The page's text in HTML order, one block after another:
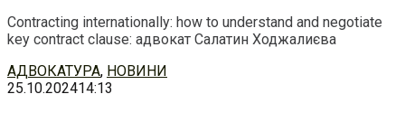
Contracting internationally: how to understand and negotiate
key contract clause: адвокат Салатин Ходжалиєва
Перейти
до
АДВОКАТУРА, НОВИНИ
25.10.202414:13